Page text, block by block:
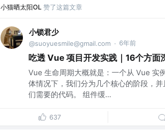
小猫晒太阳OL 赞了这篇文章
小锁君少
@suoyuesmile@gmail.com · 6年前
吃透 Vue 项目开发实践｜16个方面
Vue 生命周期大概就是：一个从 Vue 实
体情况下，我们分为几个核心的阶段，
们需要的代码。 组件缓...
637